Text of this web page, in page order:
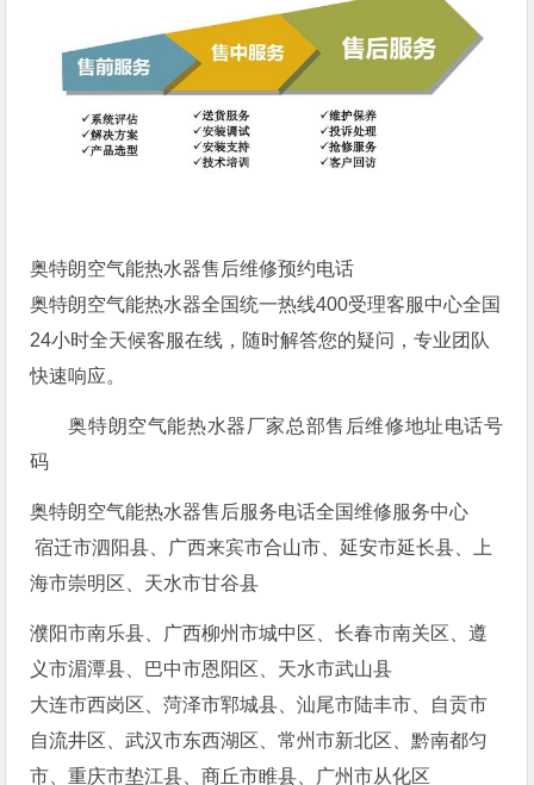
奥特朗空气能热水器售后维修预约电话
奥特朗空气能热水器全国统一热线400受理客服中心全国
24小时全天候客服在线，随时解答您的疑问，专业团队
快速响应。
奥特朗空气能热水器厂家总部售后维修地址电话号
码
奥特朗空气能热水器售后服务电话全国维修服务中心
宿迁市泗阳县、广西来宾市合山市、延安市延长县、上
海市崇明区、天水市甘谷县
濮阳市南乐县、广西柳州市城中区、长春市南关区、遵
义市湄潭县、巴中市恩阳区、天水市武山县
大连市西岗区、菏泽市郓城县、汕尾市陆丰市、自贡市
自流井区、武汉市东西湖区、常州市新北区、黔南都匀
市、重庆市垫江县、商丘市睢县、广州市从化区